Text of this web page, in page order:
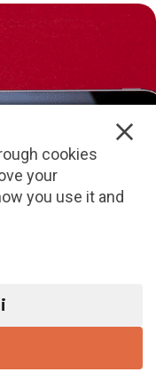
© 2015-2020
- Tutti i diritti di
cookies
your
you use it and